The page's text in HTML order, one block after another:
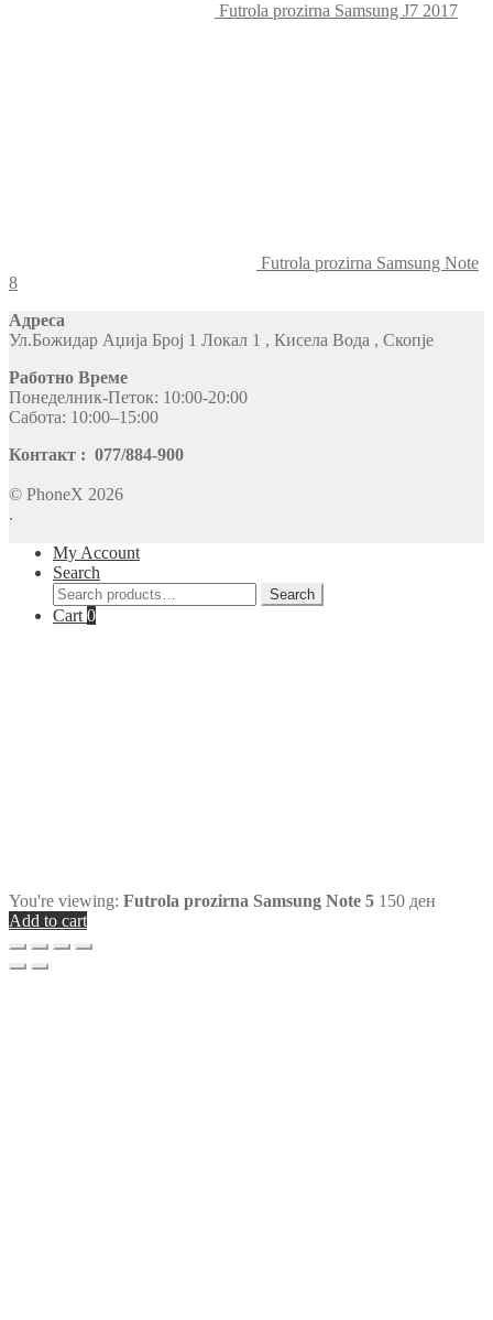
Futrola prozirna Samsung J7 2017
Futrola prozirna Samsung Note
8
Адреса
Ул.Божидар Аџија Број 1 Локал 1 , Кисела Вода , Скопје
Работно Време
Понеделник-Петок: 10:00-20:00
Сабота: 10:00–15:00
Контакт : 077/884-900
© PhoneX 2026
.
My Account
Search
Search
for:
Search
Cart 0
You're viewing: Futrola prozirna Samsung Note 5 150 ден
Add to cart